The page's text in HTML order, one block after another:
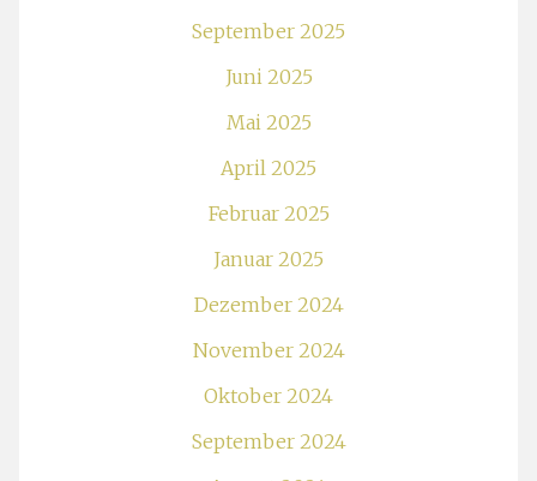
September 2025
Juni 2025
Mai 2025
April 2025
Februar 2025
Januar 2025
Dezember 2024
November 2024
Oktober 2024
September 2024